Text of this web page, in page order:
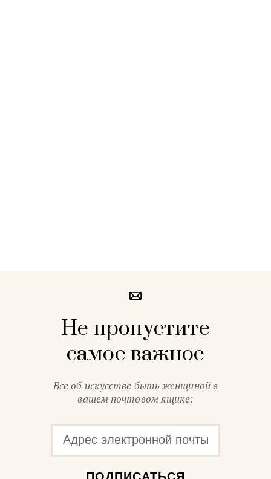
Не пропустите
самое важное
Все об искусстве быть женщиной в
вашем почтовом ящике: